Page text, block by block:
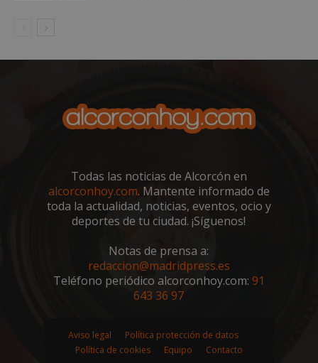
Todas las noticias de Alcorcón en
alcorconhoy.com. Mantente informado de
toda la actualidad, noticias, eventos, ocio y
deportes de tu ciudad. ¡Síguenos!
Notas de prensa a:
redaccion@madridpress.es
Teléfono periódico alcorconhoy.com: 91
643 36 97
Aviso legal
Política protección de datos
Política de cookies
Equipo Contacto
.spotify.com
VISITOR_PRIVACY_METADATA
YouTube